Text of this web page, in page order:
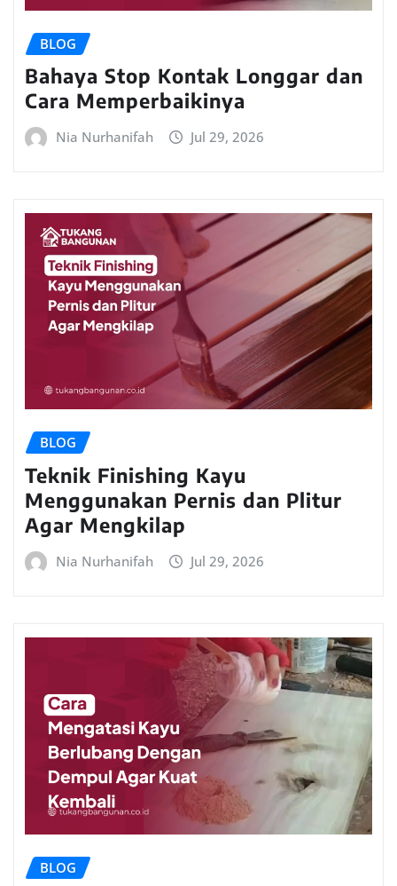
BLOG
Bahaya Stop Kontak Longgar dan
Cara Memperbaikinya
Nia Nurhanifah Jul 29, 2026
BLOG
Teknik Finishing Kayu
Menggunakan Pernis dan Plitur
Agar Mengkilap
Nia Nurhanifah Jul 29, 2026
BLOG